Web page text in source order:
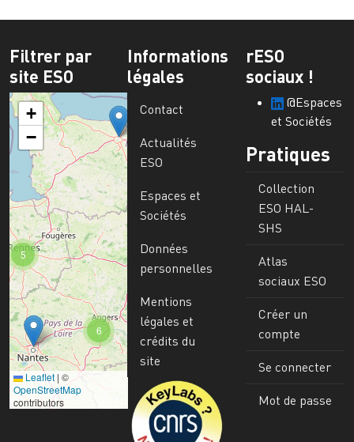
Filtrer par
site ESO
6
5
+
−
Leaflet | ©
OpenStreetMap
contributors
Informations
légales
Contact
Actualités
ESO
Espaces et
Sociétés
Données
personnelles
Mentions
légales et
crédits du
site
Image
rESO
sociaux !
@Espaces
et Sociétés
Pratiques
Collection
ESO HAL-
SHS
Atlas
sociaux ESO
Créer un
compte
Se connecter
Mot de passe